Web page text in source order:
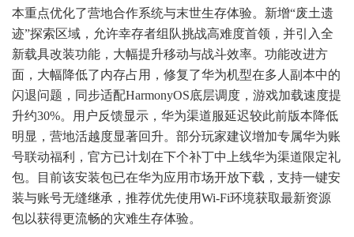
本重点优化了营地合作系统与末世生存体验。新增“废土遗
迹”探索区域，允许幸存者组队挑战高难度首领，并引入全
新载具改装功能，大幅提升移动与战斗效率。功能改进方
面，大幅降低了内存占用，修复了华为机型在多人副本中的
闪退问题，同步适配HarmonyOS底层调度，游戏加载速度提
升约30%。用户反馈显示，华为渠道服延迟较此前版本降低
明显，营地活越度显著回升。部分玩家建议增加专属华为账
号联动福利，官方已计划在下个补丁中上线华为渠道限定礼
包。目前该安装包已在华为应用市场开放下载，支持一键安
装与账号无缝继承，推荐优先使用Wi-Fi环境获取最新资源
包以获得更流畅的灾难生存体验。